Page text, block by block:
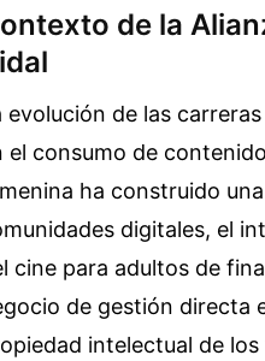
de la
evolución de las
el consumo de
ha construido
digitales, el
cine para adultos de
de gestión directa
intelectual de